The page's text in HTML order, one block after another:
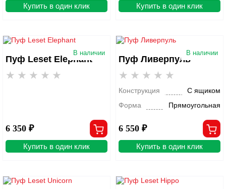
Купить в один клик Купить в один клик
В наличии
Пуф Leset Elephant
6 350 ₽
Купить в один клик
В наличии
Пуф Ливерпуль
Конструкция
С ящиком
Форма
Прямоугольная
6 550 ₽
Купить в один клик